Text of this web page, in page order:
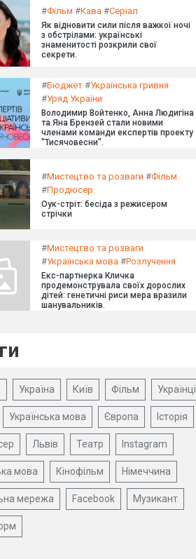
#Фільм #Кава #Серіал
Як відновити сили після важкої ночі
з обстрілами: українські
знаменитості розкрили свої
секрети.
#Бюджет #Українська гривня
#Уряд України
Володимир Войтенко, Анна Людигіна
та Яна Брензей стали новими
членами команди експертів проекту
"Тисячовесни".
#Мистецтво та розваги #Фільм
#Продюсер
Оук-стріт: бесіда з режисером
стрічки
#Мистецтво та розваги
#Українська мова #Розлучення
Екс-партнерка Кличка
продемонструвала своїх дорослих
дітей: генетичні риси мера вразили
шанувальників.
Україна Київ Фільм Українці
Українська мова Європа Історія
Львів Театр Instagram
мова Кінофільм Німеччина
мережа Facebook Музикант